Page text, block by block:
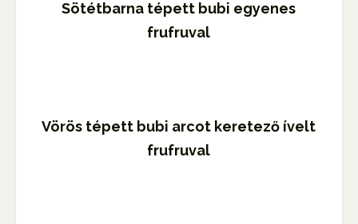
Sötétbarna tépett bubi egyenes
frufruval
Vörös tépett bubi arcot keretező ívelt
frufruval